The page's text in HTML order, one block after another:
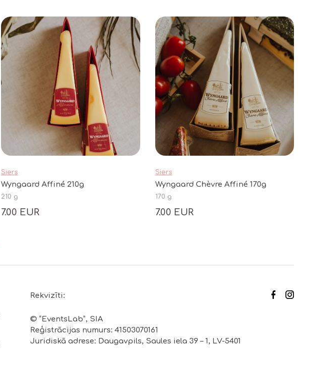
Siers
Wyngaard Affiné 210g
210 g
7.00 EUR
Siers
Wyngaard Chèvre Affiné 170g
170 g
7.00 EUR
Rekvizīti:
© “EventsLab”, SIA
Reģistrācijas numurs: 41503070161
Juridiskā adrese: Daugavpils, Saules iela 39 – 1, LV-5401